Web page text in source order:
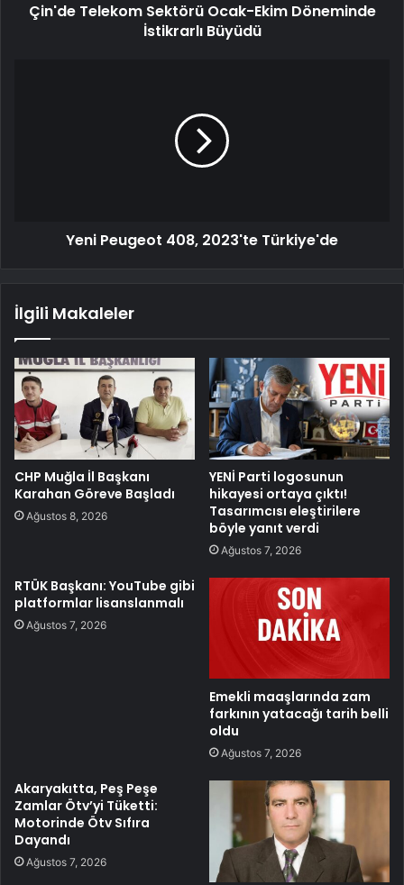
Çin'de Telekom Sektörü Ocak-Ekim Döneminde
İstikrarlı Büyüdü
Yeni Peugeot 408, 2023'te Türkiye'de
İlgili Makaleler
CHP Muğla İl Başkanı
Karahan Göreve Başladı
Ağustos 8, 2026
YENİ Parti logosunun
hikayesi ortaya çıktı!
Tasarımcısı eleştirilere
böyle yanıt verdi
Ağustos 7, 2026
RTÜK Başkanı: YouTube gibi
platformlar lisanslanmalı
Ağustos 7, 2026
Emekli maaşlarında zam
farkının yatacağı tarih belli
oldu
Ağustos 7, 2026
Akaryakıtta, Peş Peşe
Zamlar Ötv’yi Tüketti:
Motorinde Ötv Sıfıra
Dayandı
Ağustos 7, 2026